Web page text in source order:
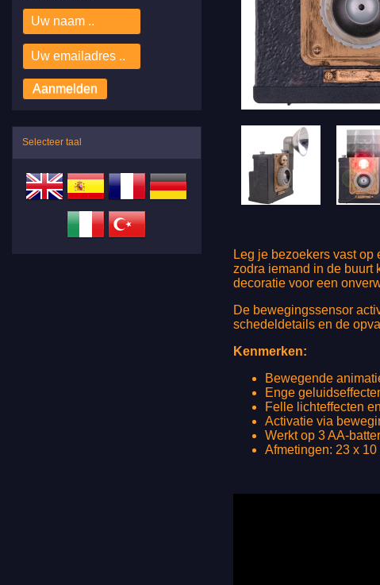
Selecteer taal
Leg je bezoekers vast
zodra iemand in de buurt
decoratie voor een
De bewegingssensor
schedeldetails en de
Kenmerken:
Bewegende
Enge
Felle lichteffecten
Activatie via
Werkt op 3 AA-
Afmetingen: 23 x 10